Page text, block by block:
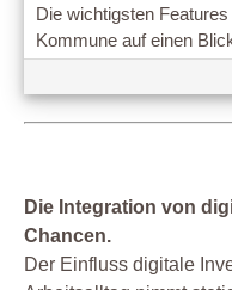
Die wichtigsten
Kommune auf einen
Die Integration von
Chancen.
Der Einfluss digitale